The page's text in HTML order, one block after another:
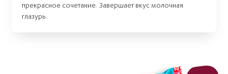
прекрасное сочетание. Завершает вкус молочная
глазурь.